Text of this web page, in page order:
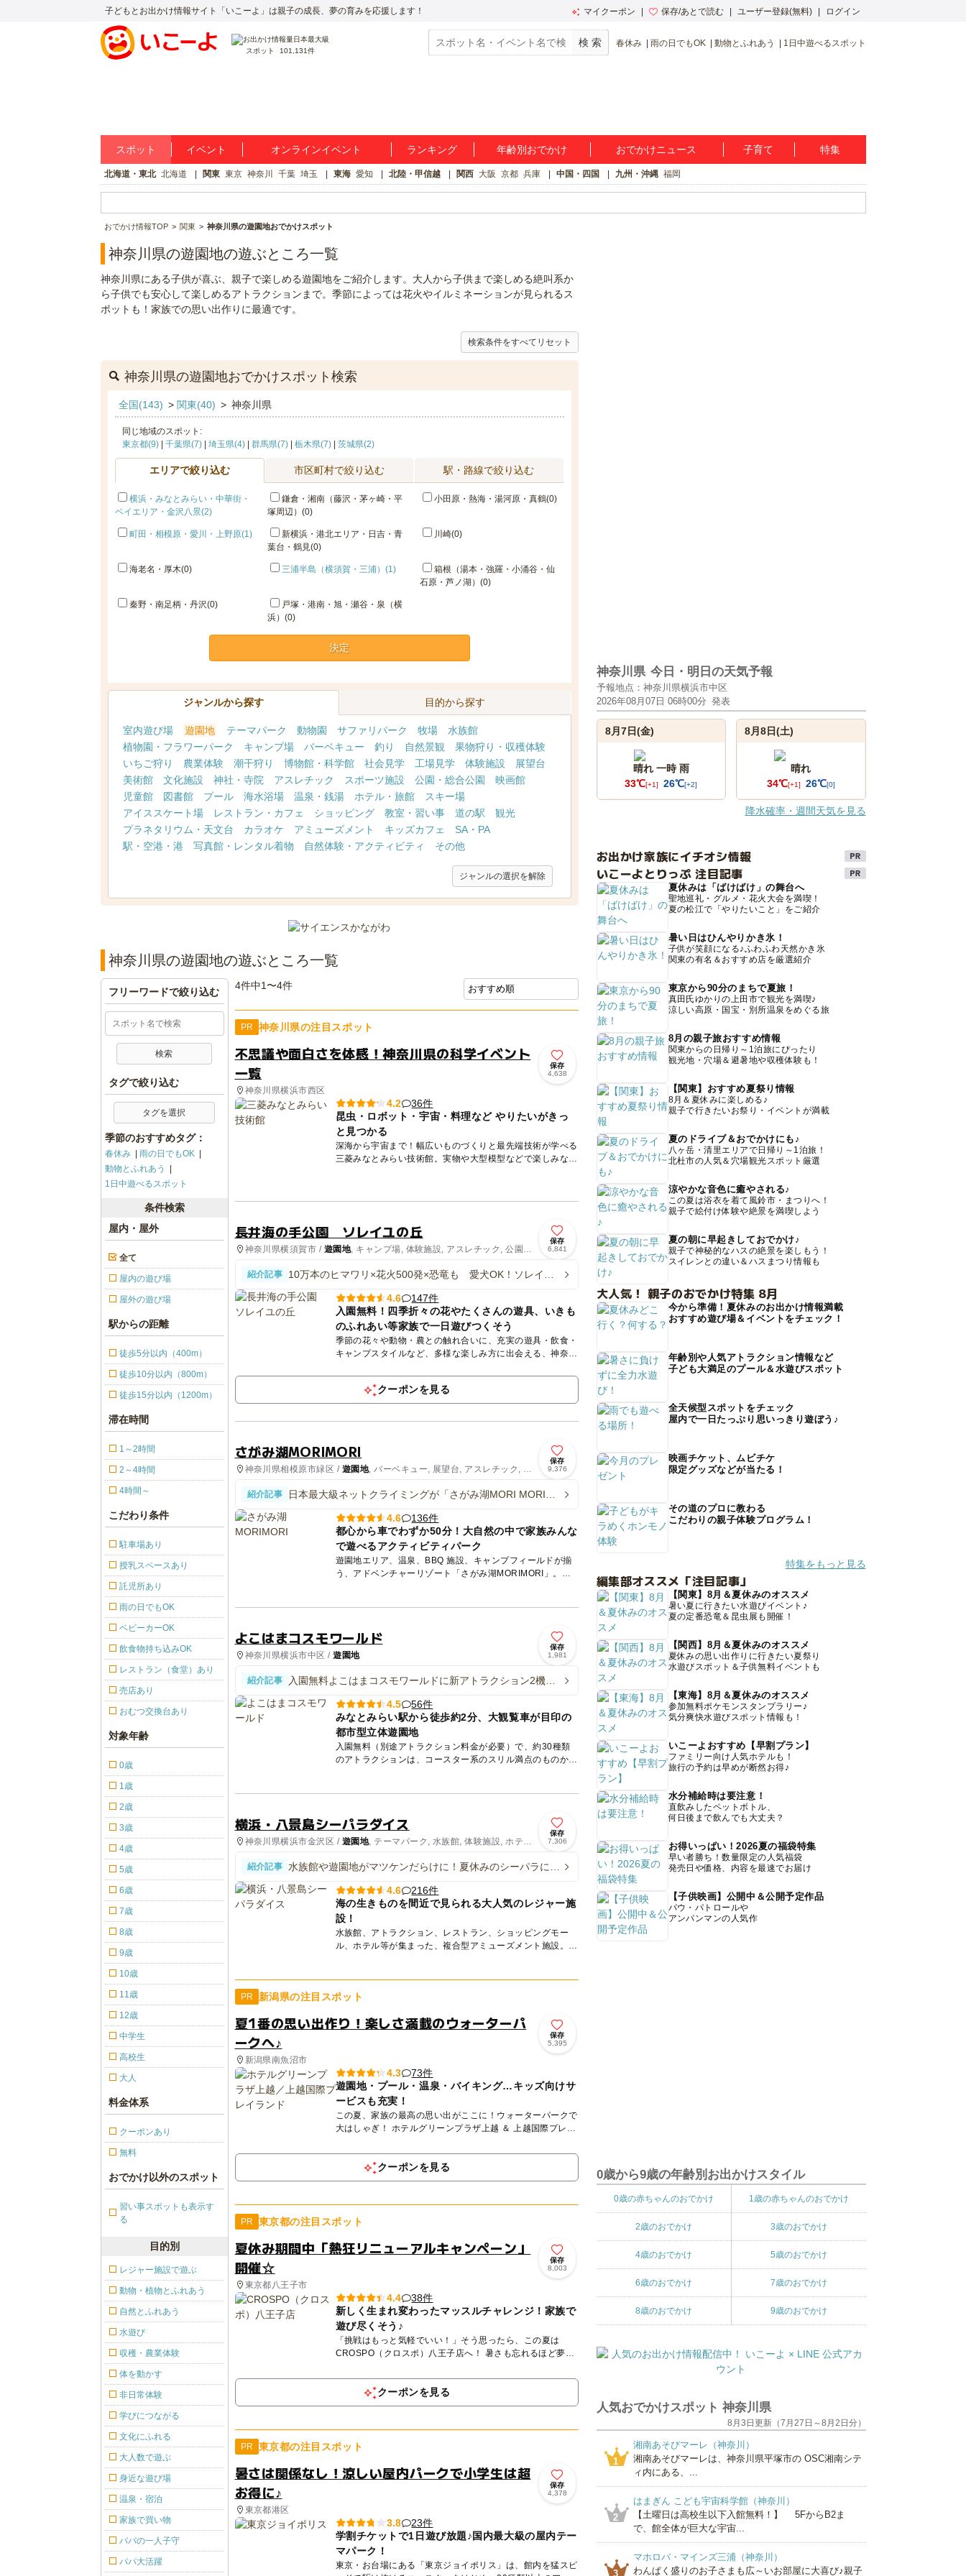
子どもとお出かけ情報サイト「いこーよ」は親子の成長、夢の育みを応援します！ マイクーポン 保存/あとで読む ユーザー登録(無料) ログイン
スポット 101,131件
春休み 雨の日でもOK 動物とふれあう 1日中遊べるスポット
スポット イベント オンラインイベント ランキング 年齢別おでかけ おでかけニュース 子育て 特集
北海道・東北 北海道 関東 東京 神奈川 千葉 埼玉 東海 愛知 北陸・甲信越 関西 大阪 京都 兵庫 中国・四国 九州・沖縄 福岡
おでかけ情報TOP 関東 神奈川県の遊園地おでかけスポット
神奈川県の遊園地の遊ぶところ一覧
神奈川県にある子供が喜ぶ、親子で楽しめる遊園地をご紹介します。大人から子供まで楽しめる絶叫系か
ら子供でも安心して楽しめるアトラクションまで。季節によっては花火やイルミネーションが見られるス
ポットも！家族での思い出作りに最適です。
検索条件をすべてリセット
神奈川県の遊園地おでかけスポット検索
全国(143) > 関東(40) > 神奈川県
同じ地域のスポット:
東京都(9)| 千葉県(7)| 埼玉県(4)| 群馬県(7)| 栃木県(7)| 茨城県(2)
エリアで絞り込む 市区町村で絞り込む 駅・路線で絞り込む
横浜・みなとみらい・中華街・
ベイエリア・金沢八景(2)
鎌倉・湘南（藤沢・茅ヶ崎・平
塚周辺）(0)
小田原・熱海・湯河原・真鶴(0)
町田・相模原・愛川・上野原(1)
新横浜・港北エリア・日吉・青
葉台・鶴見(0)
川崎(0)
海老名・厚木(0) 三浦半島（横須賀・三浦）(1)
箱根（湯本・強羅・小涌谷・仙
石原・芦ノ湖）(0)
秦野・南足柄・丹沢(0)
戸塚・港南・旭・瀬谷・泉（横
浜）(0)
決定
ジャンルから探す 目的から探す
室内遊び場 遊園地 テーマパーク 動物園 サファリパーク 牧場
水族館
植物園・フラワーパーク
キャンプ場 バーベキュー 釣り 自然景観
果物狩り・収穫体験
いちご狩り
農業体験 潮干狩り 博物館・科学館 社会見学 工場見学 体験施設
展望台
美術館
文化施設 神社・寺院 アスレチック スポーツ施設 公園・総合公園
映画館
児童館
図書館 プール 海水浴場 温泉・銭湯 ホテル・旅館
スキー場
アイススケート場
レストラン・カフェ ショッピング 教室・習い事 道の駅
観光
プラネタリウム・天文台
カラオケ アミューズメント キッズカフェ
SA・PA
駅・空港・港
写真館・レンタル着物 自然体験・アクティビティ その他
ジャンルの選択を解除
神奈川県の遊園地の遊ぶところ一覧
4件中1〜4件
PR 神奈川県の注目スポット
不思議や面白さを体感！神奈川県の科学イベント
一覧
神奈川県横浜市西区
保存
4,638
4.2
36件
昆虫・ロボット・宇宙・料理など やりたいがきっ
と見つかる
深海から宇宙まで！幅広いものづくりと最先端技術が学べる
三菱みなとみらい技術館。実物や大型模型などで楽しみなが
長井海の手公園 ソレイユの丘
神奈川県横須賀市 / 遊園地, キャンプ場, 体験施設, アスレチック, 公園・
保存
6,841
紹介記事
10万本のヒマワリ×花火500発×恐竜も 愛犬OK！ソレイユ
4.6
147件
入園無料！四季折々の花やたくさんの遊具、いきも
のふれあい等家族で一日遊びつくそう
季節の花々や動物・農との触れ合いに、充実の遊具・飲食・
キャンプスタイルなど、多様な楽しみ方に出会える、神奈川
心から...
クーポンを見る
さがみ湖MORIMORI
神奈川県相模原市緑区 / 遊園地, バーベキュー, 展望台, アスレチック, 観
保存
9,376
紹介記事
日本最大級ネットクライミングが「さがみ湖MORI MORI」
4.6
136件
都心から車でわずか50分！大自然の中で家族みんな
で遊べるアクティビティパーク
遊園地エリア、温泉、BBQ 施設、キャンプフィールドが揃
う、アドベンチャーリゾート「さがみ湖MORIMORI」。緑
よこはまコスモワールド
神奈川県横浜市中区 /遊園地
保存
1,981
紹介記事
入園無料よこはまコスモワールドに新アトラクション2機種
4.5
56件
みなとみらい駅から徒歩約2分、大観覧車が目印の
都市型立体遊園地
入園無料（別途アトラクション料金が必要）で、約30種類
のアトラクションは、コースター系のスリル満点のものか
横浜・八景島シーパラダイス
神奈川県横浜市金沢区 / 遊園地, テーマパーク, 水族館, 体験施設, ホテ
保存
7,306
紹介記事
水族館や遊園地がマツケンだらけに！夏休みのシーパラに新
4.6
216件
海の生きものを間近で見られる大人気のレジャー施
設！
水族館、アトラクション、レストラン、ショッピングモー
ル、ホテル等が集まった、複合型アミューズメント施設。
PR 新潟県の注目スポット
夏1番の思い出作り！楽しさ満載のウォーターパ
ークへ♪
新潟県南魚沼市
保存
5,395
4.3
73件
遊園地・プール・温泉・バイキング…キッズ向けサ
ービスも充実！
この夏、家族の最高の思い出がここに！ウォーターパークで
大はしゃぎ！ ホテルグリーンプラザ上越 ＆ 上越国際プレイ
り...
クーポンを見る
PR 東京都の注目スポット
夏休み期間中「熱狂リニューアルキャンペーン」
開催☆
東京都八王子市
保存
8,003
4.4
38件
新しく生まれ変わったマッスルチャレンジ！家族で
遊び尽くそう♪
「挑戦はもっと気軽でいい！」そう思ったら、この夏は
CROSPO（クロスポ）八王子店へ！ 暑さも忘れるほど夢中
ます。 ...
クーポンを見る
PR 東京都の注目スポット
暑さは関係なし！涼しい屋内パークで小学生は超
お得に♪
東京都港区
保存
4,378
3.8
23件
学割チケットで1日遊び放題♪国内最大級の屋内テー
マパーク！
東京・お台場にある「東京ジョイポリス」は、館内を猛スピ
フリーワードで絞り込む
タグで絞り込む
タグを選択
季節のおすすめタグ：
春休み
雨の日でもOK
動物とふれあう
1日中遊べるスポット
条件検索
屋内・屋外
全て
屋内の遊び場
屋外の遊び場
駅からの距離
徒歩5分以内（400m）
徒歩10分以内（800m）
徒歩15分以内（1200m）
滞在時間
1～2時間
2～4時間
4時間～
こだわり条件
駐車場あり
授乳スペースあり
託児所あり
雨の日でもOK
ベビーカーOK
飲食物持ち込みOK
レストラン（食堂）あり
売店あり
おむつ交換台あり
対象年齢
0歳
1歳
2歳
3歳
4歳
5歳
6歳
7歳
8歳
9歳
10歳
11歳
12歳
中学生
高校生
大人
料金体系
クーポンあり
無料
おでかけ以外のスポット
習い事スポットも表示す
る
目的別
レジャー施設で遊ぶ
動物・植物とふれあう
自然とふれあう
水遊び
収穫・農業体験
体を動かす
非日常体験
学びにつながる
文化にふれる
大人数で遊ぶ
身近な遊び場
温泉・宿泊
家族で買い物
パパの一人子守
パパ大活躍
神奈川県 今日・明日の天気予報
予報地点：神奈川県横浜市中区
2026年08月07日 06時00分 発表
8月7日(金)
晴れ 一時 雨
33℃[+1] 26℃[+2]
8月8日(土)
晴れ
34℃[+1] 26℃[0]
降水確率・週間天気を見る
お出かけ家族にイチオシ情報
いこーよとりっぷ 注目記事
夏休みは「ばけばけ」の舞台へ
聖地巡礼・グルメ・花火大会を満喫！
夏の松江で「やりたいこと」をご紹介
暑い日はひんやりかき氷！
子供が笑顔になる♪ふわふわ天然かき氷
関東の有名＆おすすめ店を厳選紹介
東京から90分のまちで夏旅！
真田氏ゆかりの上田市で観光を満喫♪
涼しい高原・国宝・別所温泉をめぐる旅
8月の親子旅おすすめ情報
関東からの日帰り～1泊旅にぴったり
観光地・穴場＆避暑地や収穫体験も！
【関東】おすすめ夏祭り情報
8月＆夏休みに楽しめる♪
親子で行きたいお祭り・イベントが満載
夏のドライブ＆おでかけにも♪
八ヶ岳・清里エリアで日帰り～1泊旅！
北杜市の人気＆穴場観光スポット厳選
涼やかな音色に癒やされる♪
この夏は浴衣を着て風鈴市・まつりへ！
親子で絵付け体験や絶景を満喫しよう
夏の朝に早起きしておでかけ♪
親子で神秘的なハスの絶景を楽しもう！
スイレンとの違い＆ハスまつり情報も
大人気！ 親子のおでかけ特集 8月
今から準備！夏休みのお出かけ情報満載
おすすめ遊び場＆イベントをチェック！
年齢別や人気アトラクション情報など
子ども大満足のプール＆水遊びスポット
全天候型スポットをチェック
屋内で一日たっぷり思いっきり遊ぼう♪
映画チケット、ムビチケ
限定グッズなどが当たる！
その道のプロに教わる
こだわりの親子体験プログラム！
特集をもっと見る
編集部オススメ「注目記事」
【関東】8月＆夏休みのオススメ
暑い夏に行きたい水遊びイベント♪
夏の定番恐竜＆昆虫展も開催！
【関西】8月＆夏休みのオススメ
夏休みの思い出作りに行きたい夏祭り
水遊びスポット＆子供無料イベントも
【東海】8月＆夏休みのオススメ
参加無料ポケモンスタンプラリー♪
気分爽快水遊びスポット情報も！
いこーよおすすめ【早割プラン】
ファミリー向け人気ホテルも！
旅行の予約は早めが断然お得♪
水分補給時は要注意！
直飲みしたペットボトル、
何日後まで飲んでも大丈夫？
お得いっぱい！2026夏の福袋特集
早い者勝ち！数量限定の人気福袋
発売日や価格、内容を最速でお届け
【子供映画】公開中＆公開予定作品
パウ・パトロールや
アンパンマンの人気作
0歳から9歳の年齢別お出かけスタイル
0歳の赤ちゃんのおでかけ 1歳の赤ちゃんのおでかけ
2歳のおでかけ 3歳のおでかけ
4歳のおでかけ 5歳のおでかけ
6歳のおでかけ 7歳のおでかけ
8歳のおでかけ 9歳のおでかけ
人気おでかけスポット 神奈川県
8月3日更新（7月27日～8月2日分）
1
湘南あそびマーレ（神奈川）
湘南あそびマーレは、神奈川県平塚市の OSC湘南シテ
ィ内にある、...
2
はまぎん こども宇宙科学館（神奈川）
【土曜日は高校生以下入館無料！】 5FからB2ま
で、館全体が巨大な宇宙...
3
マホロバ・マインズ三浦（神奈川）
わんぱく盛りのお子さまも広～いお部屋に大喜び♪親子